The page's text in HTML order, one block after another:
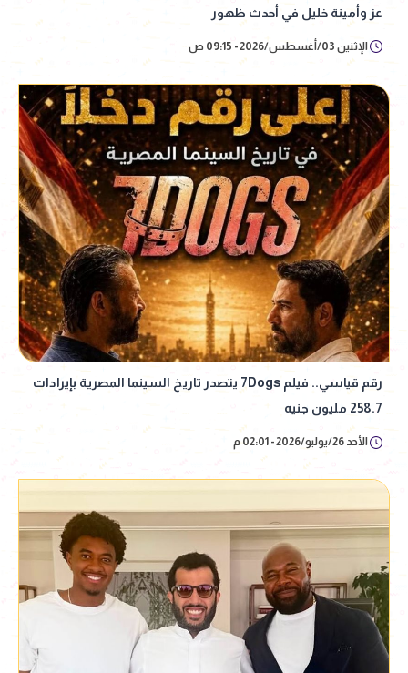
عز وأمينة خليل في أحدث ظهور
الإثنين 03/أغسطس/2026 - 09:15 ص
رقم قياسي.. فيلم 7Dogs يتصدر تاريخ السينما المصرية بإيرادات
258.7 مليون جنيه
الأحد 26/يوليو/2026 - 02:01 م